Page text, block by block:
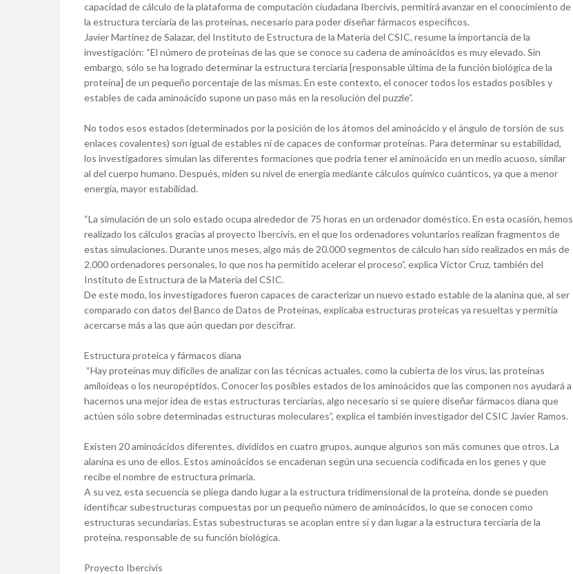
capacidad de cálculo de la plataforma de computación ciudadana Ibercivis, permitirá avanzar en el conocimiento de
la estructura terciaria de las proteínas, necesario para poder diseñar fármacos específicos.
Javier Martínez de Salazar, del Instituto de Estructura de la Materia del CSIC, resume la importancia de la
investigación: “El número de proteínas de las que se conoce su cadena de aminoácidos es muy elevado. Sin
embargo, sólo se ha logrado determinar la estructura terciaria [responsable última de la función biológica de la
proteína] de un pequeño porcentaje de las mismas. En este contexto, el conocer todos los estados posibles y
estables de cada aminoácido supone un paso más en la resolución del puzzle”.
No todos esos estados (determinados por la posición de los átomos del aminoácido y el ángulo de torsión de sus
enlaces covalentes) son igual de estables ni de capaces de conformar proteínas. Para determinar su estabilidad,
los investigadores simulan las diferentes formaciones que podría tener el aminoácido en un medio acuoso, similar
al del cuerpo humano. Después, miden su nivel de energía mediante cálculos químico cuánticos, ya que a menor
energía, mayor estabilidad.
“La simulación de un solo estado ocupa alrededor de 75 horas en un ordenador doméstico. En esta ocasión, hemos
realizado los cálculos gracias al proyecto Ibercivis, en el que los ordenadores voluntarios realizan fragmentos de
estas simulaciones. Durante unos meses, algo más de 20.000 segmentos de cálculo han sido realizados en más de
2.000 ordenadores personales, lo que nos ha permitido acelerar el proceso”, explica Víctor Cruz, también del
Instituto de Estructura de la Materia del CSIC.
De este modo, los investigadores fueron capaces de caracterizar un nuevo estado estable de la alanina que, al ser
comparado con datos del Banco de Datos de Proteínas, explicaba estructuras proteicas ya resueltas y permitía
acercarse más a las que aún quedan por descifrar.
Estructura proteica y fármacos diana
“Hay proteínas muy difíciles de analizar con las técnicas actuales, como la cubierta de los virus, las proteínas
amiloideas o los neuropéptidos. Conocer los posibles estados de los aminoácidos que las componen nos ayudará a
hacernos una mejor idea de estas estructuras terciarias, algo necesario si se quiere diseñar fármacos diana que
actúen sólo sobre determinadas estructuras moleculares”, explica el también investigador del CSIC Javier Ramos.
Existen 20 aminoácidos diferentes, divididos en cuatro grupos, aunque algunos son más comunes que otros. La
alanina es uno de ellos. Estos aminoácidos se encadenan según una secuencia codificada en los genes y que
recibe el nombre de estructura primaria.
A su vez, esta secuencia se pliega dando lugar a la estructura tridimensional de la proteína, donde se pueden
identificar subestructuras compuestas por un pequeño número de aminoácidos, lo que se conocen como
estructuras secundarias. Estas subestructuras se acoplan entre sí y dan lugar a la estructura terciaria de la
proteína, responsable de su función biológica.
Proyecto Ibercivis